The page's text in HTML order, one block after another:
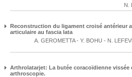
N.
Reconstruction du ligament croisé antérieur
articulaire au fascia lata
A. GEROMETTA- Y. BOHU - N.
Arthrolatarjet: La butée coracoïdienne vissée
arthroscopie.